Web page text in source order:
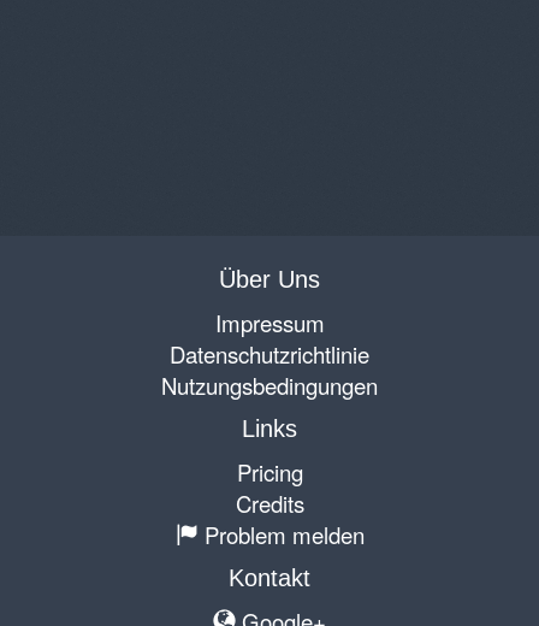
Über Uns
Impressum
Datenschutzrichtlinie
Nutzungsbedingungen
Links
Pricing
Credits
Problem melden
Kontakt